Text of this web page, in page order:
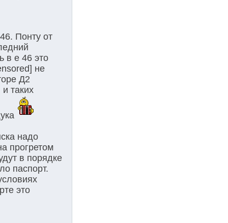
Понту от
в е 46 это
не
Д2
таких
надо
прогретом
в порядке
паспорт.
это